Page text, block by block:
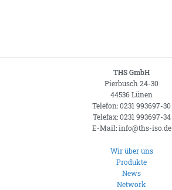
THS GmbH
Pierbusch 24-30
44536 Lünen
Telefon: 0231 993697-30
Telefax: 0231 993697-34
E-Mail: info@ths-iso.de
Wir über uns
Produkte
News
Network